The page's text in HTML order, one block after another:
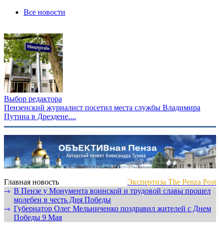
Все новости
Выбор редактора
Пензенский журналист посетил места службы Владимира
Путина в Дрездене....
Главная новость
Экспертиза The Penza Post
⇾ В Пензе у Монумента воинской и трудовой славы прошел
молебен в честь Дня Победы
⇾ Губернатор Олег Мельниченко поздравил жителей с Днем
Победы 9 Мая